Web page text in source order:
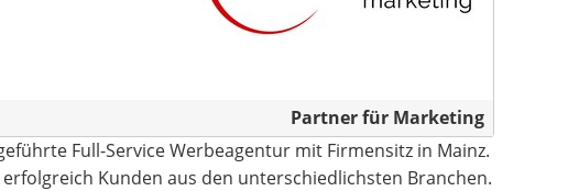
Partner für Marketing
Full-Service Werbeagentur mit Firmensitz in Mainz.
Kunden aus den unterschiedlichsten Branchen.